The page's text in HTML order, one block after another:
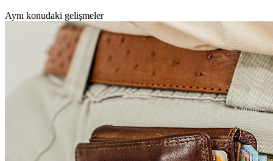
Aynı konudaki gelişmeler